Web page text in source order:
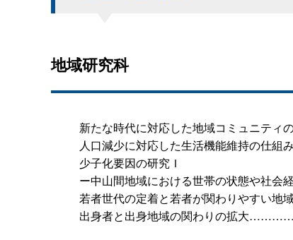
地域研究科
新たな時代に対応した地域コミュ
人口減少に対応した生活機能維
少子化要因の研究Ｉ
ー中山間地域における世帯の状態や社
若者世代の定着と若者が関わり
出身者と出身地域の関わりの